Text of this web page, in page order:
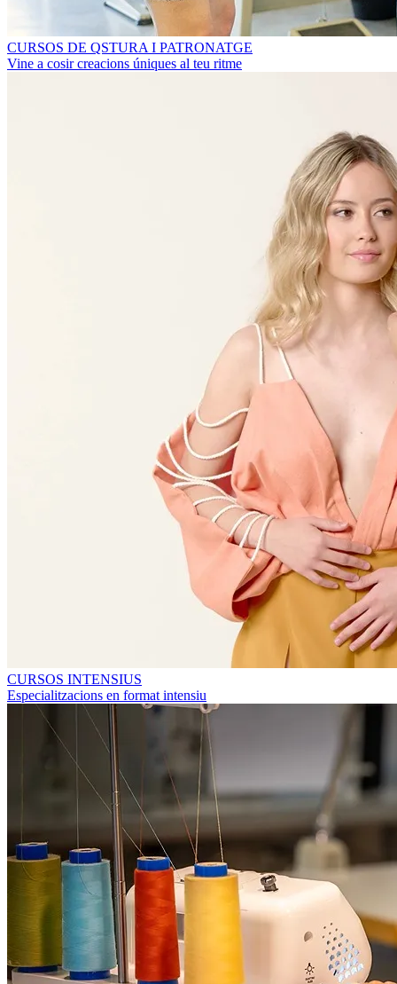
CURSOS DE QSTURA I PATRONATGE
Vine a cosir creacions úniques al teu ritme
CURSOS INTENSIUS
Especialitzacions en format intensiu